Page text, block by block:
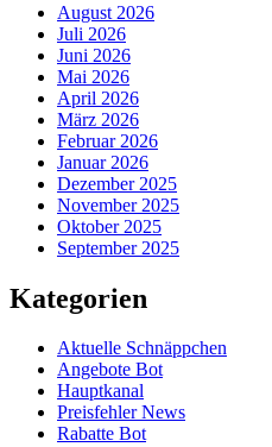
August 2026
Juli 2026
Juni 2026
Mai 2026
April 2026
März 2026
Februar 2026
Januar 2026
Dezember 2025
November 2025
Oktober 2025
September 2025
Kategorien
Aktuelle Schnäppchen
Angebote Bot
Hauptkanal
Preisfehler News
Rabatte Bot